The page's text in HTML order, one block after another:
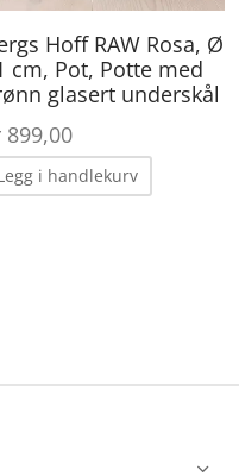
Hoff RAW Rosa, Ø
cm, Pot, Potte med
glasert underskål
899,00
i handlekurv